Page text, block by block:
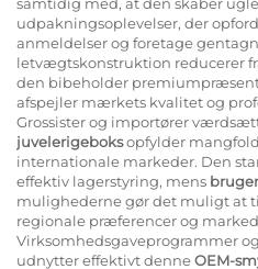
udpakningsoplevelser, der
anmeldelser og foretage
letvægtskonstruktion reducerer
den bibeholder
afspejler mærkets kvalitet og
Grossister og importører
juvelerigeboksopfylder
internationale markeder. Den
effektiv lagerstyring, mens
mulighederne gør det muligt at
regionale præferencer og
Virksomhedsgaveprogrammer
udnytter effektivt denneOEM-